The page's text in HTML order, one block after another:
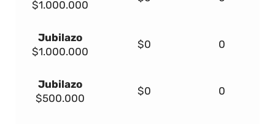
$1.000.000
Jubilazo
$1.000.000
$0 0
Jubilazo
$500.000
$0 0